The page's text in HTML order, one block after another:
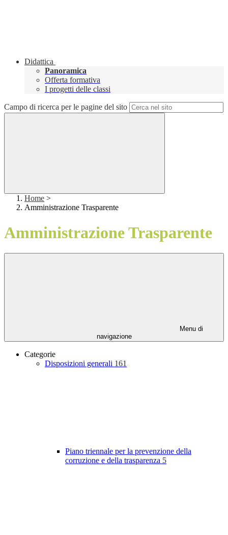
Didattica
Panoramica
Offerta formativa
I progetti delle classi
Campo di ricerca per le pagine del sito
Home >
Amministrazione Trasparente
Amministrazione Trasparente
Menu di
navigazione
Categorie
Disposizioni generali 161
Piano triennale per la prevenzione della
corruzione e della trasparenza 5